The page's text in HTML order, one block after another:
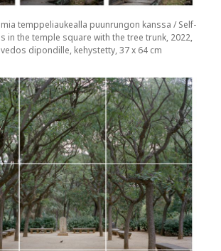
temppeliaukealla puunrungon kanssa / Self-
in the temple square with the tree trunk, 2022,
dipondille, kehystetty, 37 x 64 cm